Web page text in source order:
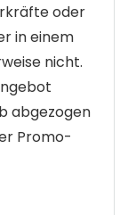
oder
in einem
nicht.
abgezogen
Promo-